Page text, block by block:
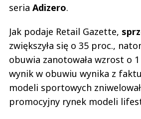
seria Adizero.
Jak podaje Retail Gazette,
zwiększyła się o 35 proc.,
obuwia zanotowała wzrost o 1
wynik w obuwiu wynika z
modeli sportowych
promocyjny rynek modeli